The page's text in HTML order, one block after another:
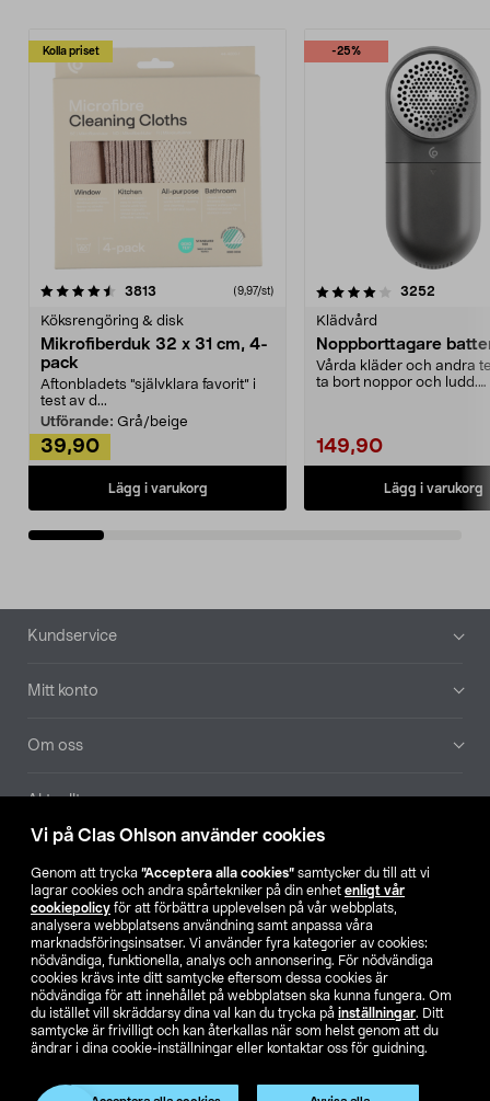
Vi på Clas Ohlson använder cookies
Genom att trycka ”Acceptera alla cookies” samtycker du till att vi
lagrar cookies och andra spårtekniker på din enhet enligt vår
cookiepolicy för att förbättra upplevelsen på vår webbplats,
analysera webbplatsens användning samt anpassa våra
marknadsföringsinsatser. Vi använder fyra kategorier av cookies:
nödvändiga, funktionella, analys och annonsering. För nödvändiga
cookies krävs inte ditt samtycke eftersom dessa cookies är
nödvändiga för att innehållet på webbplatsen ska kunna fungera. Om
du istället vill skräddarsy dina val kan du trycka på inställningar. Ditt
samtycke är frivilligt och kan återkallas när som helst genom att du
ändrar i dina cookie-inställningar eller kontaktar oss för guidning.
Kolla priset
3813 (9,97/st)
Köksrengöring & disk
Mikrofiberduk 32 x 31 cm, 4-
pack
Aftonbladets "självklara favorit” i
test av d...
Utförande: Grå/beige
39,90
Lägg i varukorg
-25%
4.0av 5 stjärnor 3252
Klädvård
Noppborttagare
Vårda kläder och andra
ta bort noppor och ludd.
149,90
Lägg i varukorg
4.5av 5 stjärnor
Sidfot
Kundservice
Mitt konto
Om oss
Aktuellt
Hitta butik
SE NO FI